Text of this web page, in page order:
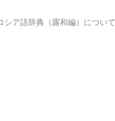
シア語辞典（露和編）につ